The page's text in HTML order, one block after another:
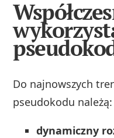
Do najnowszych
pseudokodu należą:
dynamiczny